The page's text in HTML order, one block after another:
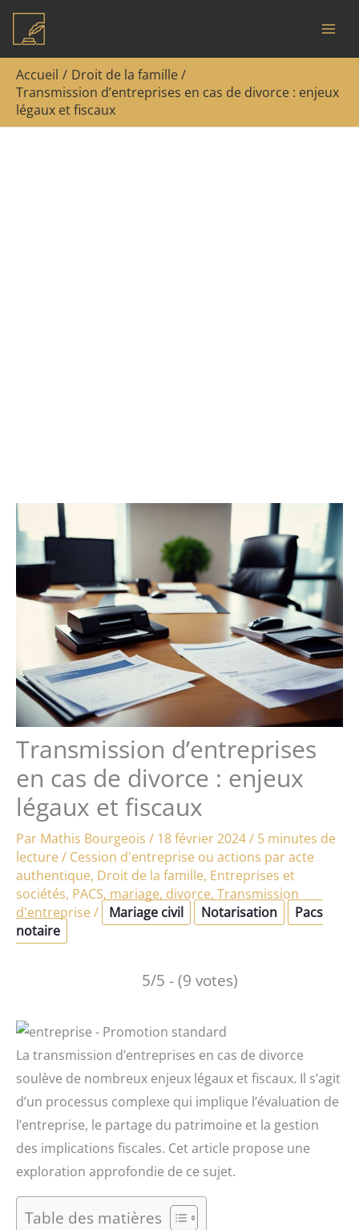
Aller
contenu
Accueil
Droit de la famille
Transmission d’entreprises en cas de divorce : enjeux
légaux et fiscaux
Transmission d’entreprises
en cas de divorce : enjeux
légaux et fiscaux
Par Mathis Bourgeois / 18 février 2024/ 5 minutes de
lecture/ Cession d'entreprise ou actions par acte
authentique, Droit de la famille, Entreprises et
sociétés, PACS, mariage, divorce, Transmission
d'entreprise/ Mariage civil Notarisation
Pacs
notaire
5/5 - (9 votes)
La transmission d’entreprises en cas de divorce
soulève de nombreux enjeux légaux et fiscaux. Il s’agit
d’un processus complexe qui implique l’évaluation de
l’entreprise, le partage du patrimoine et la gestion
des implications fiscales. Cet article propose une
exploration approfondie de ce sujet.
Table des matières
Rechercher